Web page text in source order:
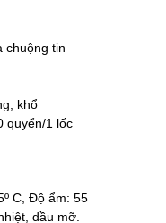
chuộng tin
khổ
quyển/1 lốc
C, Độ ẩm: 55
dầu mỡ.